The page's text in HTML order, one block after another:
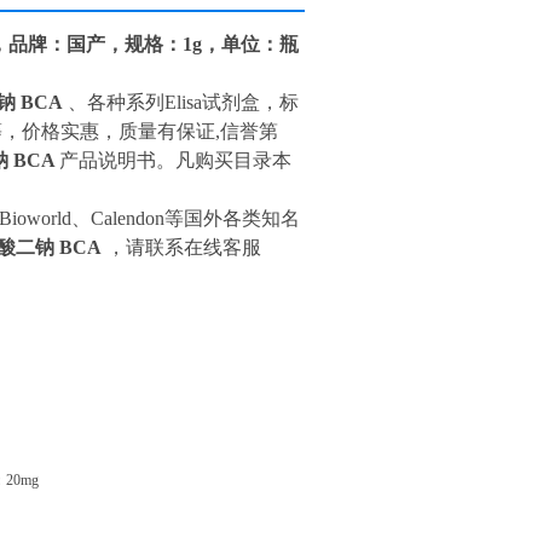
品牌：国产，规格：1g，单位：瓶
BCA 、各种系列Elisa试剂盒，标
价格实惠，质量有保证,信誉第
BCA 产品说明书。凡购买目录本
、Calendon等国外各类知名
二钠 BCA ，请联系在线客服
20mg